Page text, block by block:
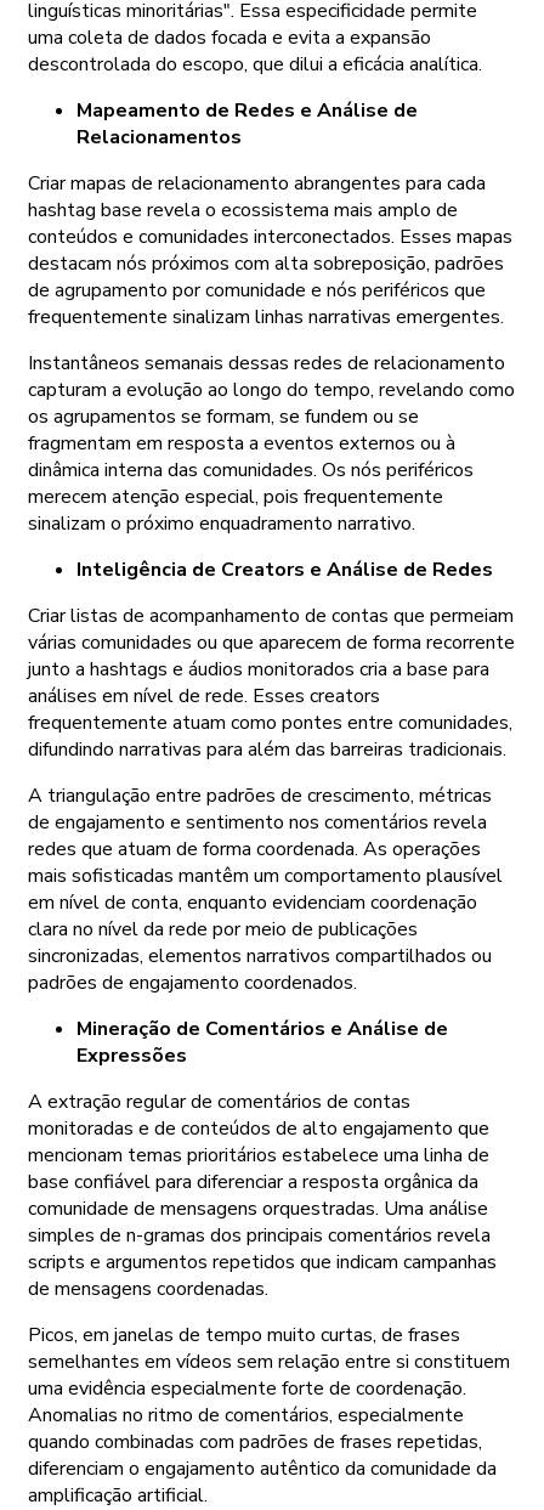
linguísticas minoritárias". Essa especificidade permite
uma coleta de dados focada e evita a expansão
descontrolada do escopo, que dilui a eficácia analítica.
Mapeamento de Redes e Análise de
Relacionamentos
Criar mapas de relacionamento abrangentes para cada
hashtag base revela o ecossistema mais amplo de
conteúdos e comunidades interconectados. Esses mapas
destacam nós próximos com alta sobreposição, padrões
de agrupamento por comunidade e nós periféricos que
frequentemente sinalizam linhas narrativas emergentes.
Instantâneos semanais dessas redes de relacionamento
capturam a evolução ao longo do tempo, revelando como
os agrupamentos se formam, se fundem ou se
fragmentam em resposta a eventos externos ou à
dinâmica interna das comunidades. Os nós periféricos
merecem atenção especial, pois frequentemente
sinalizam o próximo enquadramento narrativo.
Inteligência de Creators e Análise de Redes
Criar listas de acompanhamento de contas que permeiam
várias comunidades ou que aparecem de forma recorrente
junto a hashtags e áudios monitorados cria a base para
análises em nível de rede. Esses creators
frequentemente atuam como pontes entre comunidades,
difundindo narrativas para além das barreiras tradicionais.
A triangulação entre padrões de crescimento, métricas
de engajamento e sentimento nos comentários revela
redes que atuam de forma coordenada. As operações
mais sofisticadas mantêm um comportamento plausível
em nível de conta, enquanto evidenciam coordenação
clara no nível da rede por meio de publicações
sincronizadas, elementos narrativos compartilhados ou
padrões de engajamento coordenados.
Mineração de Comentários e Análise de
Expressões
A extração regular de comentários de contas
monitoradas e de conteúdos de alto engajamento que
mencionam temas prioritários estabelece uma linha de
base confiável para diferenciar a resposta orgânica da
comunidade de mensagens orquestradas. Uma análise
simples de n-gramas dos principais comentários revela
scripts e argumentos repetidos que indicam campanhas
de mensagens coordenadas.
Picos, em janelas de tempo muito curtas, de frases
semelhantes em vídeos sem relação entre si constituem
uma evidência especialmente forte de coordenação.
Anomalias no ritmo de comentários, especialmente
quando combinadas com padrões de frases repetidas,
diferenciam o engajamento autêntico da comunidade da
amplificação artificial.